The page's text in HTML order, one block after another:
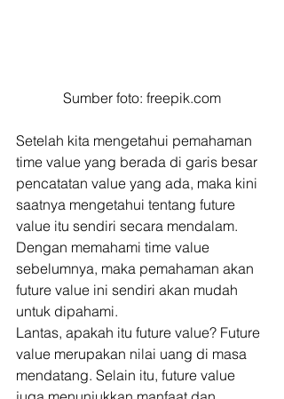
Sumber foto: freepik.com
Setelah kita mengetahui pemahaman
time value yang berada di garis besar
pencatatan value yang ada, maka kini
saatnya mengetahui tentang future
value itu sendiri secara mendalam.
Dengan memahami time value
sebelumnya, maka pemahaman akan
future value ini sendiri akan mudah
untuk dipahami.
Lantas, apakah itu future value? Future
value merupakan nilai uang di masa
mendatang. Selain itu, future value